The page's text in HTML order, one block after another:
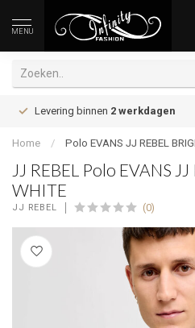
MENU
Levering binnen 2 werkdagen
Home / Polo EVANS JJ REBEL
JJ REBEL Polo EVANS
WHITE
JJ REBEL (0)